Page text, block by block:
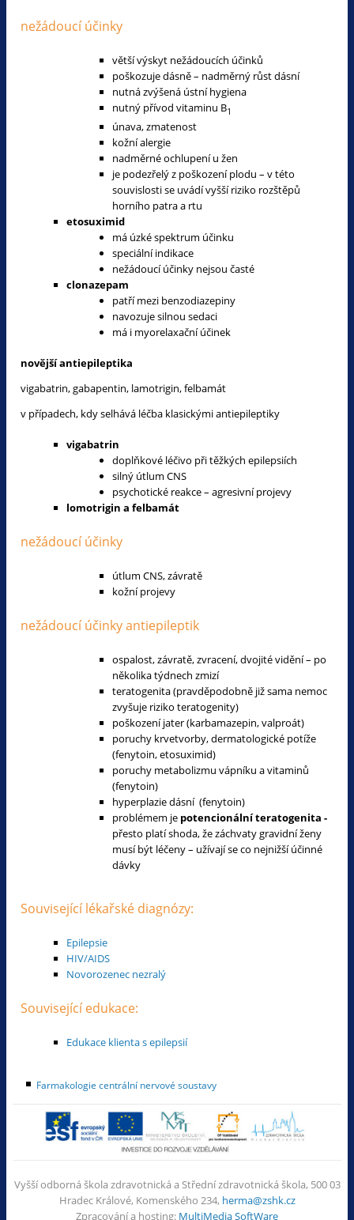
nežádoucí účinky
větší výskyt nežádoucích účinků
poškozuje dásně – nadměrný růst dásní
nutná zvýšená ústní hygiena
nutný přívod vitaminu B1
únava, zmatenost
kožní alergie
nadměrné ochlupení u žen
je podezřelý z poškození plodu – v této
souvislosti se uvádí vyšší riziko rozštěpů
horního patra a rtu
etosuximid
má úzké spektrum účinku
speciální indikace
nežádoucí účinky nejsou časté
clonazepam
patří mezi benzodiazepiny
navozuje silnou sedaci
má i myorelaxační účinek
novější antiepileptika
vigabatrin, gabapentin, lamotrigin, felbamát
v případech, kdy selhává léčba klasickými antiepileptiky
vigabatrin
doplňkové léčivo při těžkých epilepsiích
silný útlum CNS
psychotické reakce – agresivní projevy
lomotrigin a felbamát
nežádoucí účinky
útlum CNS, závratě
kožní projevy
nežádoucí účinky antiepileptik
ospalost, závratě, zvracení, dvojité vidění – po
několika týdnech zmizí
teratogenita (pravděpodobně již sama nemoc
zvyšuje riziko teratogenity)
poškození jater (karbamazepin, valproát)
poruchy krvetvorby, dermatologické potíže
(fenytoin, etosuximid)
poruchy metabolizmu vápníku a vitaminů
(fenytoin)
hyperplazie dásní (fenytoin)
problémem je potencionální teratogenita -
přesto platí shoda, že záchvaty gravidní ženy
musí být léčeny – užívají se co nejnižší účinné
dávky
Související lékařské diagnózy:
Epilepsie
HIV/AIDS
Novorozenec nezralý
Související edukace:
Edukace klienta s epilepsií
Farmakologie centrální nervové soustavy
Vyšší odborná škola zdravotnická a Střední zdravotnická škola, 500 03
Hradec Králové, Komenského 234, herma@zshk.cz
Zpracování a hosting: MultiMedia SoftWare